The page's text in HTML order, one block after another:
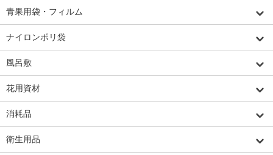
青果用袋・フィルム
ナイロンポリ袋
風呂敷
花用資材
消耗品
衛生用品